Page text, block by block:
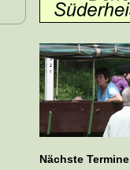
Nächste Termine